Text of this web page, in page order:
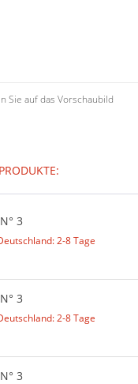
Sie auf das Vorschaubild
3
2-8 Tage
3
2-8 Tage
3